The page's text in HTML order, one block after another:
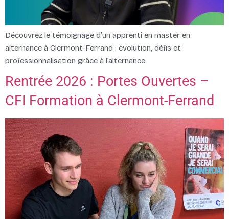
Découvrez le témoignage d’un apprenti en master en
alternance à Clermont-Ferrand : évolution, défis et
professionnalisation grâce à l’alternance.
Rentrée 2026 : Portes Ouvertes –
CFI Formation à Clermont-Ferrand